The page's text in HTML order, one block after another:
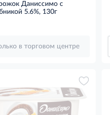
Даниссимо с
5.6%, 130г
в торговом центре